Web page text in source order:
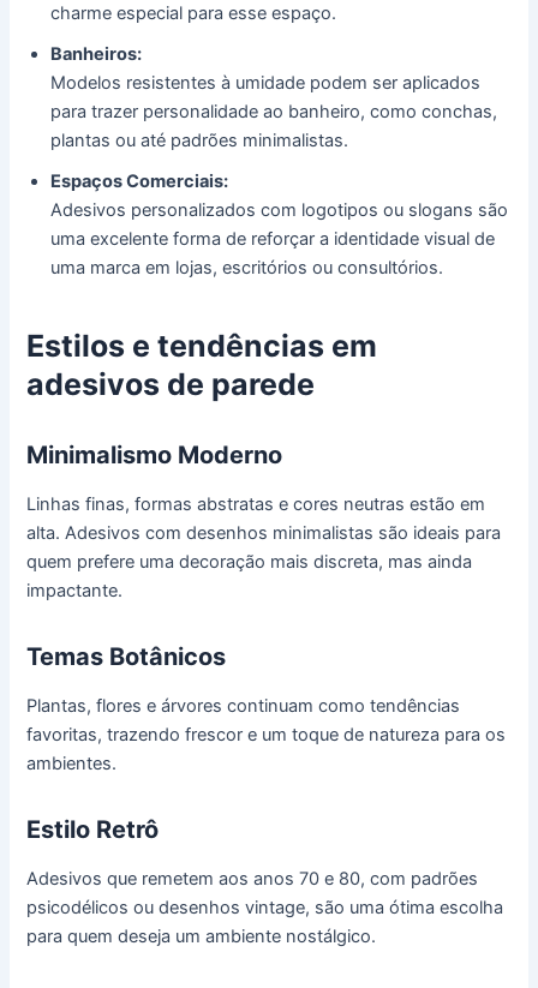
charme especial para esse espaço.
Banheiros:
Modelos resistentes à umidade podem ser aplicados
para trazer personalidade ao banheiro, como conchas,
plantas ou até padrões minimalistas.
Espaços Comerciais:
Adesivos personalizados com logotipos ou slogans são
uma excelente forma de reforçar a identidade visual de
uma marca em lojas, escritórios ou consultórios.
Estilos e tendências em
adesivos de parede
Minimalismo Moderno
Linhas finas, formas abstratas e cores neutras estão em
alta. Adesivos com desenhos minimalistas são ideais para
quem prefere uma decoração mais discreta, mas ainda
impactante.
Temas Botânicos
Plantas, flores e árvores continuam como tendências
favoritas, trazendo frescor e um toque de natureza para os
ambientes.
Estilo Retrô
Adesivos que remetem aos anos 70 e 80, com padrões
psicodélicos ou desenhos vintage, são uma ótima escolha
para quem deseja um ambiente nostálgico.